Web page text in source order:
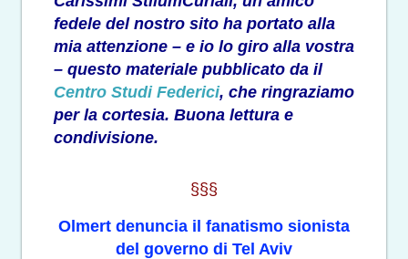
fedele del nostro sito ha portato alla
mia attenzione – e io lo giro alla vostra
– questo materiale pubblicato da il
Centro Studi Federici, che ringraziamo
per la cortesia. Buona lettura e
condivisione.
§§§
Olmert denuncia il fanatismo sionista
del governo di Tel Aviv